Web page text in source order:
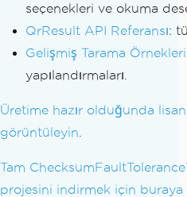
on-empty, format is
SendToInventoryApi(
l ?.AbsoluteUri );
}
seçenekleri ve okuma
QrResult API Referansı:
Gelişmiş Tarama Örnekleri
yapılandırmaları.
Üretime hazır olduğunda
görüntüleyin
Tam
projesini indirmek için buraya